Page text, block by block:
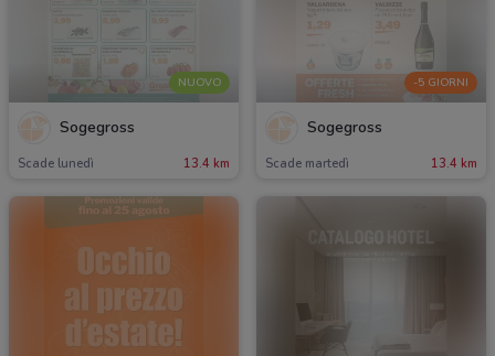
NUOVO
Sogegross
Scade lunedì 13.4 km
-5 GIORNI
Sogegross
Scade martedì 13.4 km